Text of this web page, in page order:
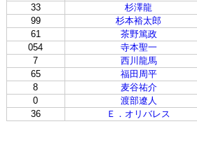
33
杉澤龍
99
杉本裕太郎
61
茶野篤政
054
寺本聖一
7
西川龍馬
65
福田周平
8
麦谷祐介
0
渡部遼人
36
Ｅ．オリバレス